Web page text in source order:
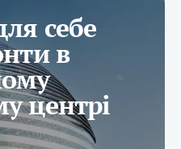
себе
в
центрі